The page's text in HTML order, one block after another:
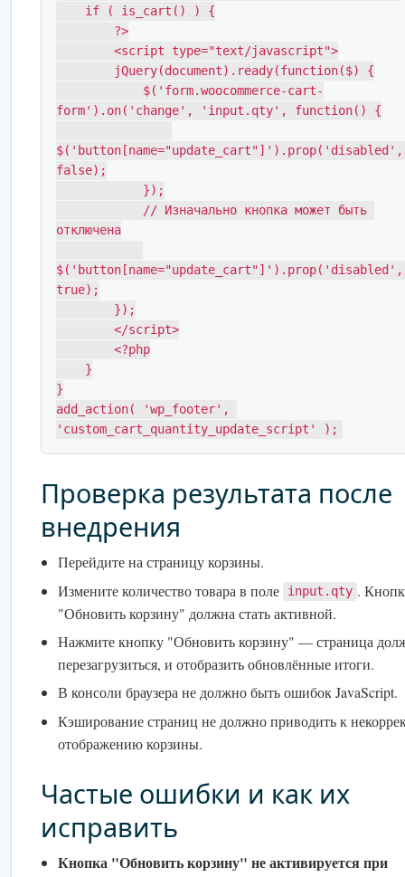
form').on('change', 'input.qty', function() {
false);
отключена
true);
}
add_action( 'wp_footer',
'custom_cart_quantity_update_script' );
Проверка результата после
внедрения
Перейдите на страницу корзины.
Измените количество товара в поле
input.qty .
"Обновить корзину" должна стать активной.
Нажмите кнопку "Обновить корзину" — страница
перезагрузиться, и отобразить обновлённые итоги.
В консоли браузера не должно быть ошибок JavaScript.
Кэширование страниц не должно приводить к
отображению корзины.
Частые ошибки и как их
исправить
Кнопка "Обновить корзину" не активируется при